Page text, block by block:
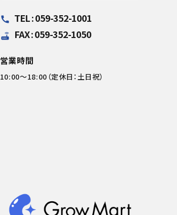
call TEL : 059-352-1001
router FAX : 059-352-1050
営業時間
10:00～18:00（定休日：土日祝）